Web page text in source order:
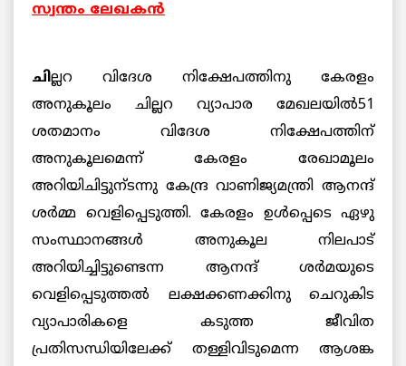
സ്വന്തം ലേഖകന്‍
ചില്ലറ വിദേശ നിക്ഷേപത്തിനു കേരളം
അനുകൂലം ചില്ലറ വ്യാപാര മേഖലയില്‍51
ശതമാനം വിദേശ നിക്ഷേപത്തിന്
അനുകൂലമെന്ന് കേരളം രേഖാമൂലം
അറിയിചിട്ടുന്ടന്നു കേന്ദ്ര വാണിജ്യമന്ത്രി ആനന്ദ്
ശര്‍മ്മ വെളിപ്പെടുത്തി. കേരളം ഉള്‍പ്പെടെ ഏഴു
സംസ്ഥാനങ്ങള്‍ അനുകൂല നിലപാട്
അറിയിച്ചിട്ടുണ്ടെന്ന ആനന്ദ് ശര്‍മയുടെ
വെളിപ്പെടുത്തല്‍ ലക്ഷക്കണക്കിനു ചെറുകിട
വ്യാപാരികളെ കടുത്ത ജീവിത
പ്രതിസന്ധിയിലേക്ക് തള്ളിവിടുമെന്ന ആശങ്ക